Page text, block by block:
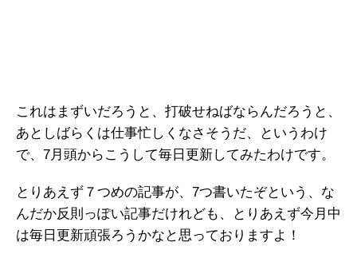
これはまずいだろうと、打破せねばならんだろうと、
あとしばらくは仕事忙しくなさそうだ、というわけ
で、7月頭からこうして毎日更新してみたわけです。
とりあえず７つめの記事が、7つ書いたぞという、な
んだか反則っぽい記事だけれども、とりあえず今月中
は毎日更新頑張ろうかなと思っておりますよ！